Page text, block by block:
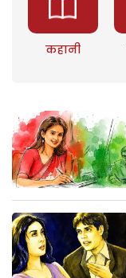
कहानी